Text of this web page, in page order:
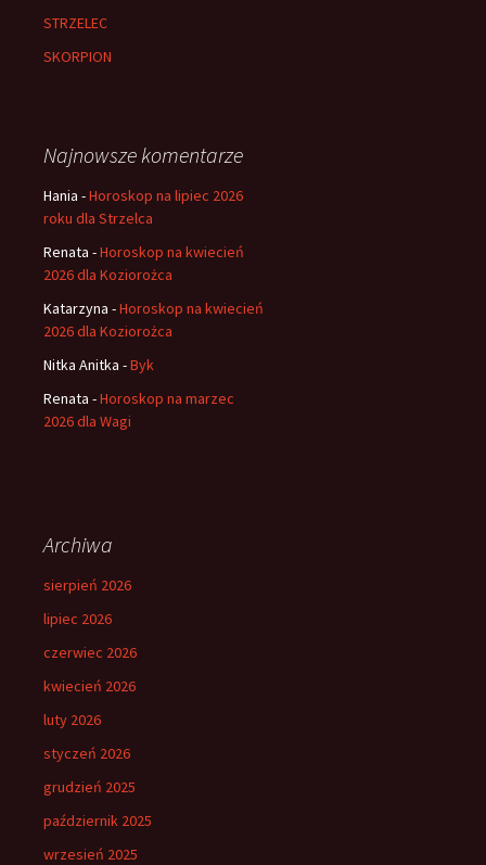
STRZELEC
SKORPION
Najnowsze komentarze
Hania -Horoskop na lipiec 2026
roku dla Strzelca
Renata -Horoskop na kwiecień
2026 dla Koziorożca
Katarzyna -Horoskop na kwiecień
2026 dla Koziorożca
Nitka Anitka -Byk
Renata -Horoskop na marzec
2026 dla Wagi
Archiwa
sierpień 2026
lipiec 2026
czerwiec 2026
kwiecień 2026
luty 2026
styczeń 2026
grudzień 2025
październik 2025
wrzesień 2025